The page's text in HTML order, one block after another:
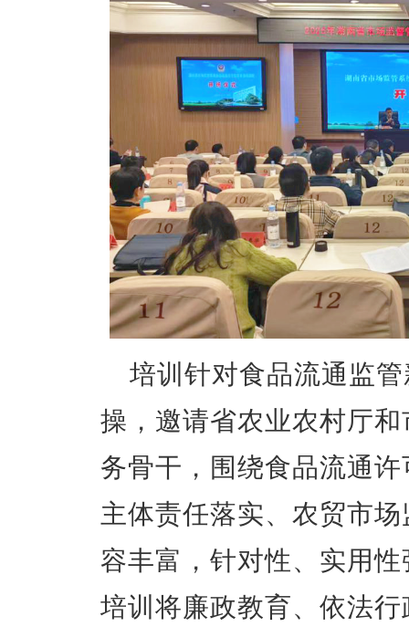
培训针对食品流通监
操，邀请省农业农村厅
务骨干，围绕食品流通
主体责任落实、农贸市
容丰富，针对性、实用
培训将廉政教育、依法